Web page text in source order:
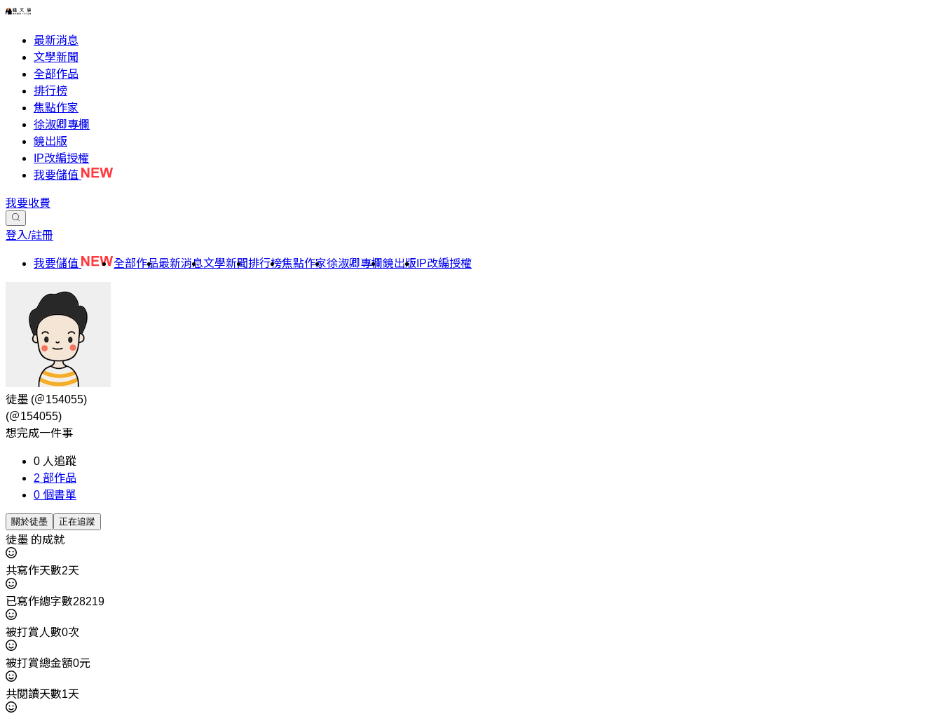
最新消息
文學新聞
全部作品
排行榜
焦點作家
徐淑卿專欄
鏡出版
IP改編授權
我要儲值
我要收費
登入/註冊
我要儲值 全部作品最新消息文學新聞排行榜焦點作家徐淑卿專欄鏡出版 IP改編授權
徒墨 (＠154055)
(＠154055)
想完成一件事
0 人追蹤
2 部作品
0 個書單
關於徒墨 正在追蹤
徒墨 的成就
共寫作天數2天
已寫作總字數28219
被打賞人數0次
被打賞總金額0元
共閱讀天數1天